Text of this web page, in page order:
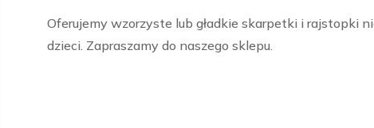
Oferujemy wzorzyste lub gładkie skarpetki i rajstopki
dzieci. Zapraszamy do naszego sklepu.